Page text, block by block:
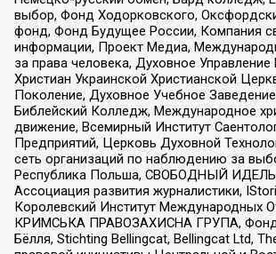
выбор, Фонд Ходорковского,
фонд, Фонд Будущее России, Компания
информации, Проект Медиа,
за права человека, Духовное Управление
Христиан Украинской Христианской
Поколение, Духовное Учебное
Библейский Колледж, Международное
движение, Всемирный Институт
Предприятий, Церковь Духовной
сеть организаций по наблюдению за
Республика Польша, СВОБОДНЫЙ
Ассоциация развития журналистики,
Королевский Институт Международных
КРИМСЬКА ПРАВОЗАХИСНА ГРУПА, Фонд
Бёлля, Stichting Bellingcat, Bellingcat Ltd,